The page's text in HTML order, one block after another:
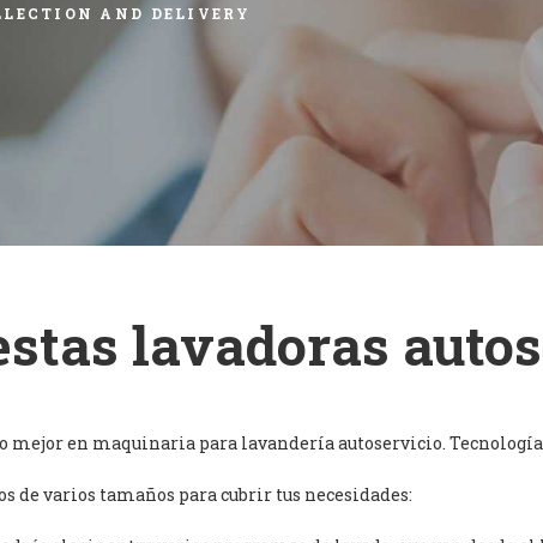
AND DELIVERY
lavadoras
mejor en maquinaria para lavandería autoservicio.
de varios tamaños para cubrir tus necesidades: